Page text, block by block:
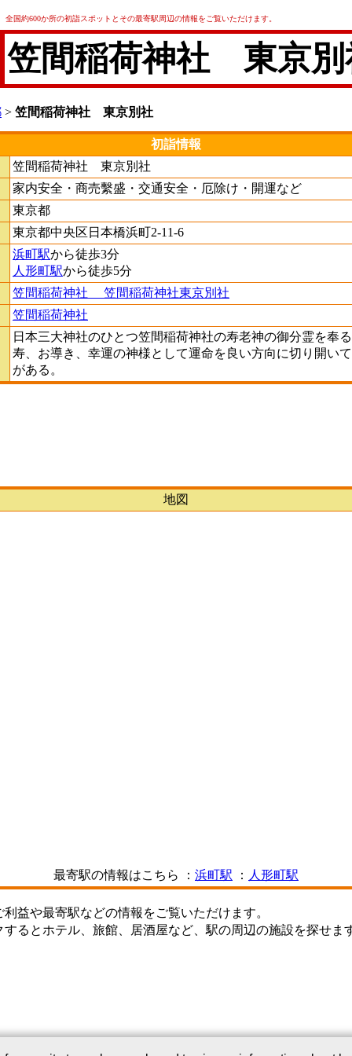
全国約600か所の初詣スポットとその最寄駅周辺の情報をご覧いただけます。
笠間稲荷神社 東京別
> 笠間稲荷神社 東京別社
初詣情報
笠間稲荷神社 東京別社
家内安全・商売繫盛・交通安全・厄除け・開運など
東京都
東京都中央区日本橋浜町2-11-6
浜町駅から徒歩3分
人形町駅から徒歩5分
笠間稲荷神社 笠間稲荷神社東京別社
笠間稲荷神社
日本三大神社のひとつ笠間稲荷神社の寿老神の御分霊を奉
寿、お導き、幸運の神様として運命を良い方向に切り開い
がある。
地図
最寄駅の情報はこちら ： 浜町駅 ： 人形町駅
益や最寄駅などの情報をご覧いただけます。
るとホテル、旅館、居酒屋など、駅の周辺の施設を探せま